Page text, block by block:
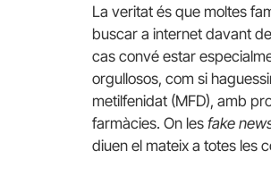
La veritat és que moltes
buscar a internet davant
cas convé estar
orgullosos, com si
metilfenidat (MFD), amb
farmàcies. On les fake
diuen el mateix a totes les